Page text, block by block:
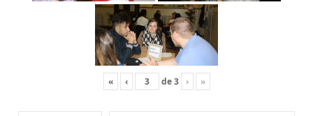
« ‹ de3 › »